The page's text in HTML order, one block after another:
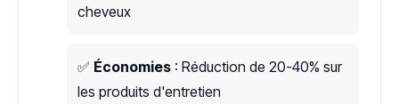
cheveux
✅ Économies : Réduction de 20-40% sur
les produits d'entretien